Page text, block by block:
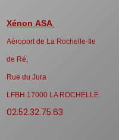
Xénon ASA
Aéroport de La Rochelle-Ile
de Ré,
Rue du Jura
LFBH 17000 LA ROCHELLE
02.52.32.75.63